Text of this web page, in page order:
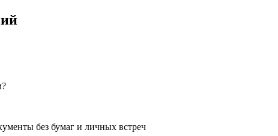
без бумаг и личных встреч